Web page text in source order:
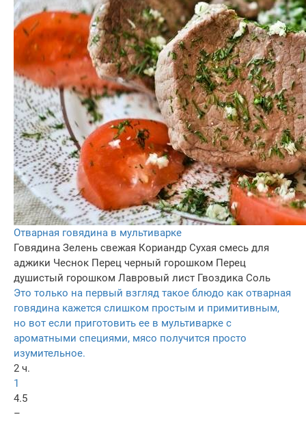
Отварная говядина в мультиварке
Говядина Зелень свежая Кориандр Сухая смесь для
аджики Чеснок Перец черный горошком Перец
душистый горошком Лавровый лист Гвоздика Соль
Это только на первый взгляд такое блюдо как отварная
говядина кажется слишком простым и примитивным,
но вот если приготовить ее в мультиварке с
ароматными специями, мясо получится просто
изумительное.
2 ч.
1
4.5
–